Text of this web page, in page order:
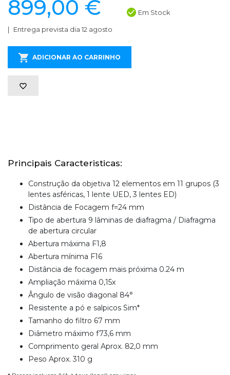
899,00 € Em Stock
Entrega prevista dia 12 agosto
ADICIONAR AO CARRINHO
Principais Caracteristicas:
Construção da objetiva 12 elementos em 11 grupos (3
lentes asféricas, 1 lente UED, 3 lentes ED)
Distância de Focagem f=24 mm
Tipo de abertura 9 lâminas de diafragma / Diafragma
de abertura circular
Abertura máxima F1,8
Abertura mínima F16
Distância de focagem mais próxima 0.24 m
Ampliação máxima 0,15x
Ângulo de visão diagonal 84°
Resistente a pó e salpicos Sim*
Tamanho do filtro 67 mm
Diâmetro máximo f73,6 mm
Comprimento geral Aprox. 82,0 mm
Peso Aprox. 310 g